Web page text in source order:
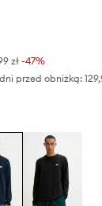
zł -47%
przed obniżką: